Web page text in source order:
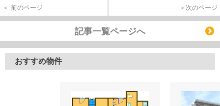
＜ 前のページ ＞次のページ
記事一覧ページへ
おすすめ物件